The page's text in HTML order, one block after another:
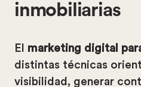
inmobiliarias
El marketing digital
distintas técnicas
visibilidad, generar